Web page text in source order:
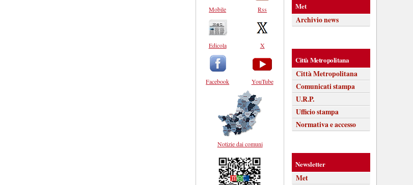
Mobile
Edicola
Facebook
Rss
X
YouTube
Notizie dai comuni
Met
Archivio news
Città Metropolitana
Città Metropolitana
Comunicati stampa
U.R.P.
Ufficio stampa
Normativa e accesso
Newsletter
Met